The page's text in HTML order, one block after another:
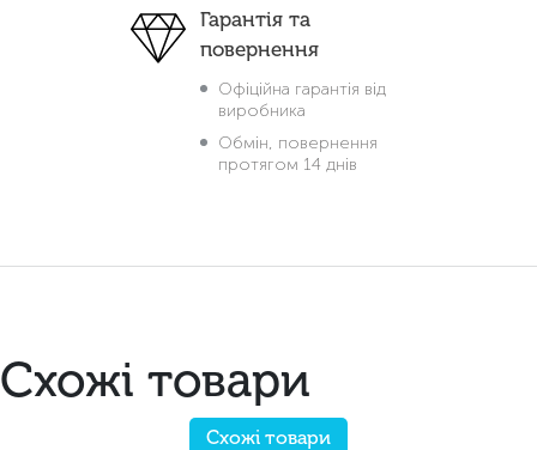
Гарантія та
повернення
Офіційна гарантія від
виробника
Обмін, повернення
протягом 14 днів
Схожі товари
Схожі товари